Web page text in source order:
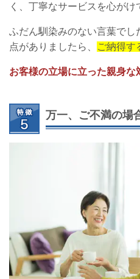
く、丁寧なサービスを心がけ
ふだん馴染みのない言葉で
点がありましたら、
ご納得す
お客様の立場に立った親身な
万一、ご不満の場